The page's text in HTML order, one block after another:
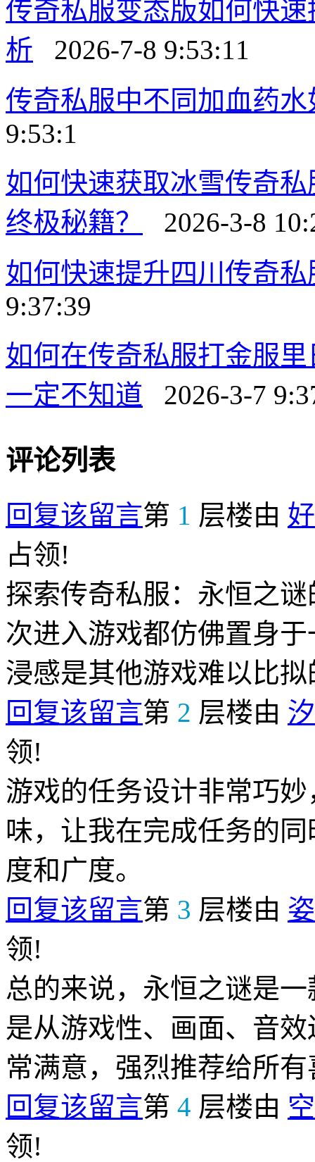
传奇私服变态版如何快
析 2026-7-8 9:53:11
传奇私服中不同加血药
9:53:1
如何快速获取冰雪传奇
终极秘籍？
2026-3-8
如何快速提升四川传奇
9:37:39
如何在传奇私服打金服
一定不知道 2026-3-7
评论列表
回复该留言第 1 层楼由
占领!
探索传奇私服：永恒之
次进入游戏都仿佛置身
浸感是其他游戏难以比拟
回复该留言第 2 层楼由
领!
游戏的任务设计非常巧
味，让我在完成任务的
度和广度。
回复该留言第 3 层楼由
领!
总的来说，永恒之谜是
是从游戏性、画面、音
常满意，强烈推荐给所
回复该留言第 4 层楼由
领!